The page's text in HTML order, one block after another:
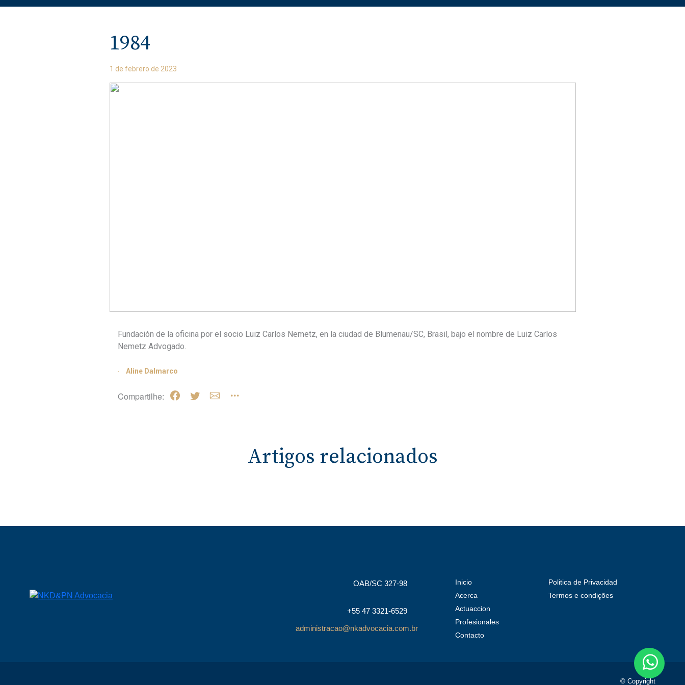
1984
1 de febrero de 2023
Fundación de la oficina por el socio Luiz Carlos Nemetz, en la ciudad de Blumenau/SC, Brasil, bajo el nombre de Luiz Carlos
Nemetz Advogado.
Aline Dalmarco
Compartilhe:
Artigos relacionados
OAB/SC 327-98
+55 47 3321-6529
administracao@nkadvocacia.com.br
Inicio
Acerca
Actuaccion
Profesionales
Contacto
Politica de Privacidad
Termos e condições
© Copyright